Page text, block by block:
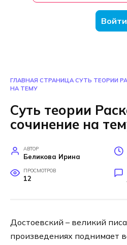
Войти
ГЛАВНАЯ СТРАНИЦА СУТЬ ТЕОРИИ
НА ТЕМУ
Суть теории
сочинение на
АВТОР
Беликова Ирина
ПРОСМОТРОВ
12
Достоевский – великий
произведениях поднимает